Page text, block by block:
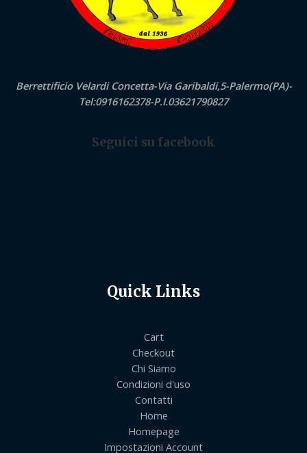
Berrettificio Velardi Concetta-Via Garibaldi,5-Palermo(PA)-
Tel:0916162378-P.I.03621790827
Seguici su facebook
Quick Links
Cart
Checkout
Chi Siamo
Condizioni d'uso
Contatti
Home
Homepage
Impostazioni Account